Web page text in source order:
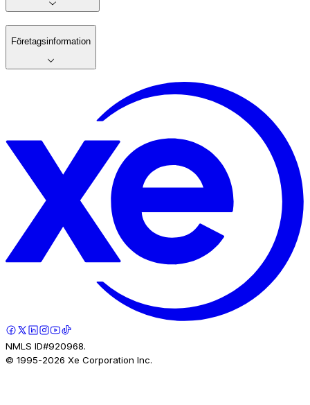
Företagsinformation
NMLS ID#920968.
© 1995-2026 Xe Corporation Inc.